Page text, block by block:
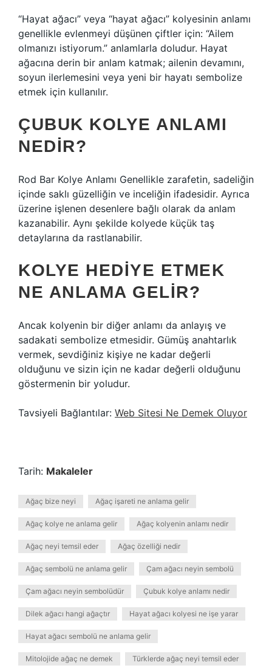
“Hayat ağacı” veya “hayat ağacı” kolyesinin anlamı
genellikle evlenmeyi düşünen çiftler için: “Ailem
olmanızı istiyorum.” anlamlarla doludur. Hayat
ağacına derin bir anlam katmak; ailenin devamını,
soyun ilerlemesini veya yeni bir hayatı sembolize
etmek için kullanılır.
ÇUBUK KOLYE ANLAMI
NEDIR?
Rod Bar Kolye Anlamı Genellikle zarafetin, sadeliğin
içinde saklı güzelliğin ve inceliğin ifadesidir. Ayrıca
üzerine işlenen desenlere bağlı olarak da anlam
kazanabilir. Aynı şekilde kolyede küçük taş
detaylarına da rastlanabilir.
KOLYE HEDIYE ETMEK
NE ANLAMA GELIR?
Ancak kolyenin bir diğer anlamı da anlayış ve
sadakati sembolize etmesidir. Gümüş anahtarlık
vermek, sevdiğiniz kişiye ne kadar değerli
olduğunu ve sizin için ne kadar değerli olduğunu
göstermenin bir yoludur.
Tavsiyeli Bağlantılar: Web Sitesi Ne Demek Oluyor
Tarih: Makaleler
Ağaç bize neyi Ağaç işareti ne anlama gelir
Ağaç kolye ne anlama gelir Ağaç kolyenin anlamı nedir
Ağaç neyi temsil eder Ağaç özelliği nedir
Ağaç sembolü ne anlama gelir Çam ağacı neyin sembolü
Çam ağacı neyin sembolüdür Çubuk kolye anlamı nedir
Dilek ağacı hangi ağaçtır Hayat ağacı kolyesi ne işe yarar
Hayat ağacı sembolü ne anlama gelir
Mitolojide ağaç ne demek Türklerde ağaç neyi temsil eder